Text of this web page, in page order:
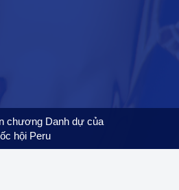
chương Danh dự của
hội Peru